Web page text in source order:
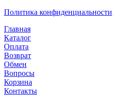
Политика конфиденциальности
Главная
Каталог
Оплата
Возврат
Обмен
Вопросы
Корзина
Контакты